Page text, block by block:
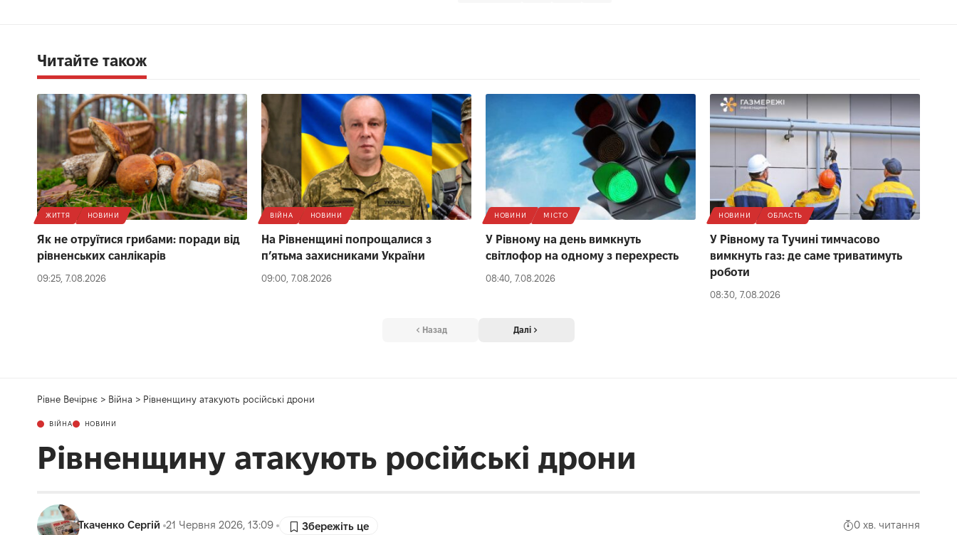
Читайте також
ЖИТТЯ НОВИНИ
Як не отруїтися грибами: поради від
рівненських санлікарів
09:25, 7.08.2026
ВІЙНА НОВИНИ
На Рівненщині попрощалися з
п’ятьма захисниками України
09:00, 7.08.2026
НОВИНИ МІСТО
У Рівному на день вимкнуть
світлофор на одному з перехресть
08:40, 7.08.2026
НОВИНИ ОБЛАСТЬ
У Рівному та Тучині тимчасово
вимкнуть газ: де саме триватимуть
роботи
08:30, 7.08.2026
Назад Далі
Рівне Вечірнє > Війна > Рівненщину атакують російські дрони
ВІЙНА НОВИНИ
Рівненщину атакують російські дрони
Ткаченко Сергій 21 Червня 2026, 13:09 0 хв. читання